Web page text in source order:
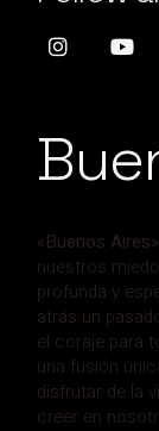
«Buenos Aires»
nuestros
profunda y
atrás un
el coraje para
una fusión
disfrutar de la
creer en